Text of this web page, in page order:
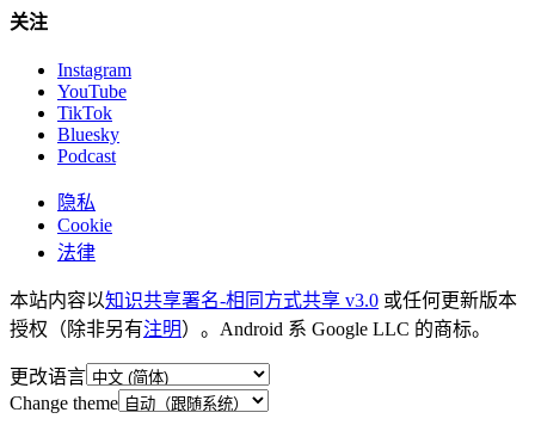
关注
Instagram
YouTube
TikTok
Bluesky
Podcast
隐私
Cookie
法律
本站内容以知识共享署名-相同方式共享 v3.0 或任何更新版本
授权（除非另有注明 ）。Android 系 Google LLC 的商标。
更改语言
Change theme